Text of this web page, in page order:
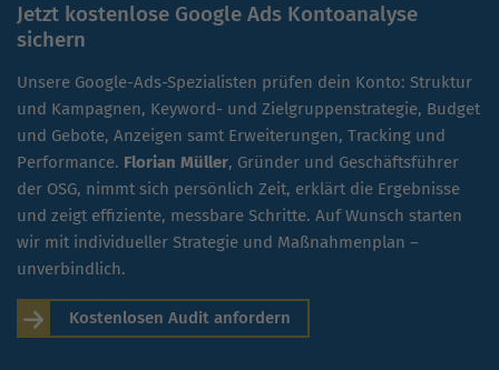
Jetzt kostenlose Google Ads Kontoanalyse
sichern
Unsere Google-Ads-Spezialisten prüfen dein Konto: Struktur
und Kampagnen, Keyword- und Zielgruppenstrategie, Budget
und Gebote, Anzeigen samt Erweiterungen, Tracking und
Performance. Florian Müller, Gründer und Geschäftsführer
der OSG, nimmt sich persönlich Zeit, erklärt die Ergebnisse
und zeigt effiziente, messbare Schritte. Auf Wunsch starten
wir mit individueller Strategie und Maßnahmenplan –
unverbindlich.
Kostenlosen Audit anfordern